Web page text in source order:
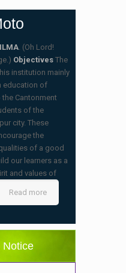
. (Oh Lord!
Objectives The
institution mainly
education of
Cantonment
of the
city. These
the
of a good
our learners as a
and values of
Read more
Notice
– ২০২৬
শিশু থেকে নবম